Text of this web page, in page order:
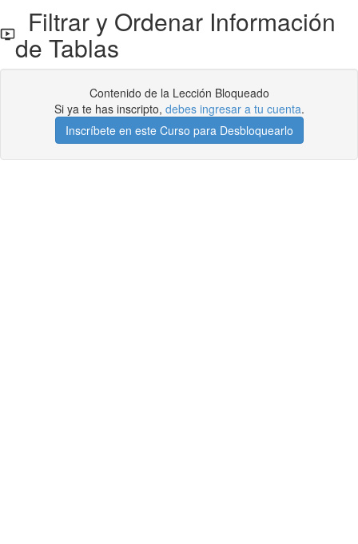
Filtrar y Ordenar Información
de Tablas
Contenido de la Lección Bloqueado
Si ya te has inscripto, debes ingresar a tu cuenta.
Inscríbete en este Curso para Desbloquearlo